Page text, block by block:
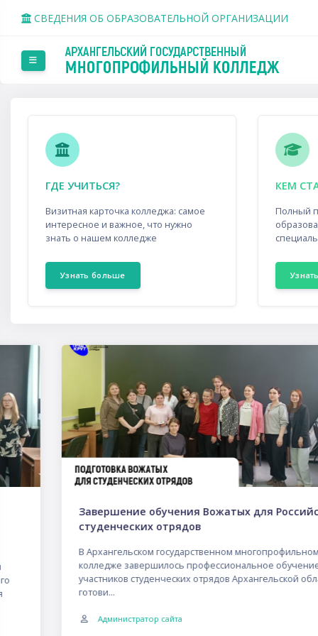
СВЕДЕНИЯ ОБ ОБРАЗОВАТЕЛЬНОЙ ОРГАНИЗАЦИИ
Боковая панель
ГДЕ УЧИТЬСЯ?
Визитная карточка колледжа: самое
интересное и важное, что нужно
знать о нашем колледже
Узнать больше
КЕМ
Полный
Пропустить НОВОСТИ И СОБЫТИЯ
Завершение обучения Вожатых для Российских
студенческих отрядов
В Архангельском государственном многопрофильном
колледже завершилось профессиональное обучение
участников студенческих отрядов Архангельской области,
Администратор сайта